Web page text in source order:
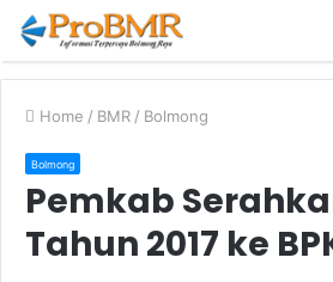
Home / BMR / Bolmong
Bolmong
Pemkab
Tahun 2017 ke